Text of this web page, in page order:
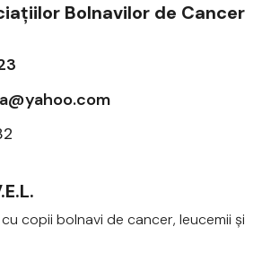
Bolnavilor de Cancer
copii bolnavi de cancer, leucemii şi